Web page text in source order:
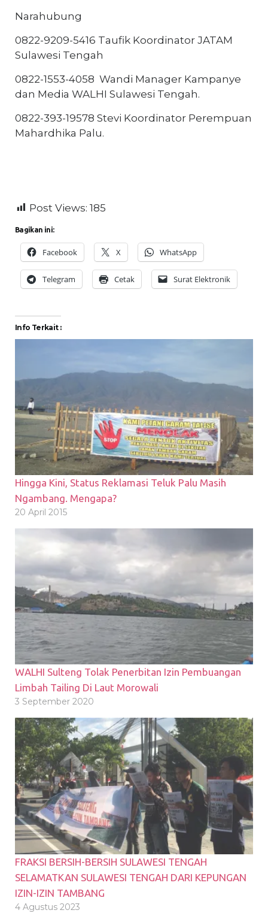
Narahubung
0822-9209-5416 Taufik Koordinator JATAM
Sulawesi Tengah
0822-1553-4058 Wandi Manager Kampanye
dan Media WALHI Sulawesi Tengah.
0822-393-19578 Stevi Koordinator Perempuan
Mahardhika Palu.
Post Views: 185
Bagikan ini:
Facebook X WhatsApp
Telegram Cetak Surat Elektronik
Info Terkait :
Hingga Kini, Status Reklamasi Teluk Palu Masih
Ngambang. Mengapa?
20 April 2015
WALHI Sulteng Tolak Penerbitan Izin Pembuangan
Limbah Tailing Di Laut Morowali
3 September 2020
FRAKSI BERSIH-BERSIH SULAWESI TENGAH
SELAMATKAN SULAWESI TENGAH DARI KEPUNGAN
IZIN-IZIN TAMBANG
4 Agustus 2023